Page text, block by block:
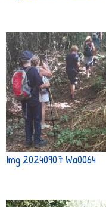
Img 20240907 Wa0064